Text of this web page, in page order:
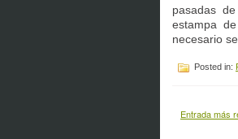
pasadas
estampa
necesario
Posted in:
Entrada más